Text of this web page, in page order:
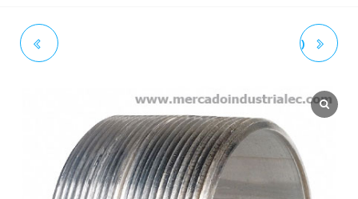
CON COSTURA
NEPLO 1/2" X 1-1/2" (4 CM)
CON COSTURA